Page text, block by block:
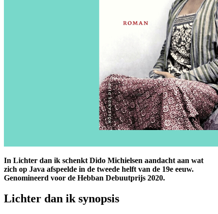
In Lichter dan ik schenkt Dido Michielsen aandacht aan wat
zich op Java afspeelde in de tweede helft van de 19e eeuw.
Genomineerd voor de Hebban Debuutprijs 2020.
Lichter dan ik synopsis